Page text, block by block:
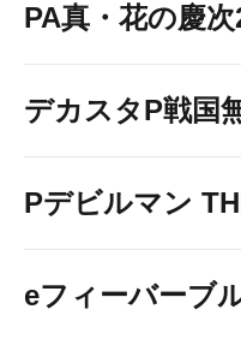
PA真・花の慶
デカスタP戦国
Pデビルマン
eフィーバーブ